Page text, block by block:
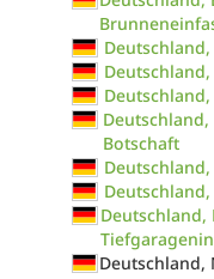
Botschaft
Deutschland,
Deutschland,
Deutschland,